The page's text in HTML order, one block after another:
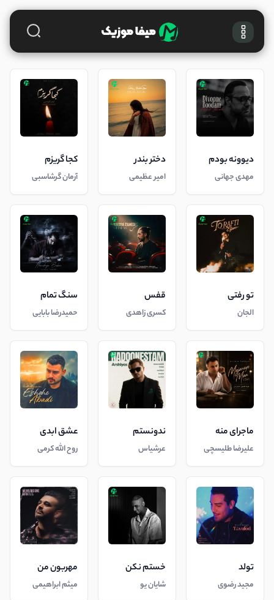
دیوونه بودم
مهدی جهانی
دختر بندر
امیر عظیمی
کجا گریزم
آرمان گرشاسبی
تو رفتی
الجان
قفس
کسری زاهدی
سنگ تمام
حمیدرضا بابایی
ماجرای منه
علیرضا طلیسچی
ندونستم
عرشیاس
عشق ابدی
روح الله کرمی
تولد
مجید رضوی
خستم نکن
شایان یو
مهربون من
میثم ابراهیمی